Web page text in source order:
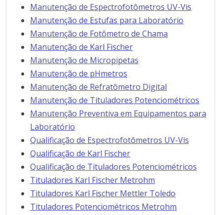
Manutenção de Espectrofotômetros UV-Vis
Manutenção de Estufas para Laboratório
Manutenção de Fotômetro de Chama
Manutenção de Karl Fischer
Manutenção de Micropipetas
Manutenção de pHmetros
Manutenção de Refratômetro Digital
Manutenção de Tituladores Potenciométricos
Manutenção Preventiva em Equipamentos para
Laboratório
Qualificação de Espectrofotômetros UV-Vis
Qualificação de Karl Fischer
Qualificação de Tituladores Potenciométricos
Tituladores Karl Fischer Metrohm
Tituladores Karl Fischer Mettler Toledo
Tituladores Potenciométricos Metrohm